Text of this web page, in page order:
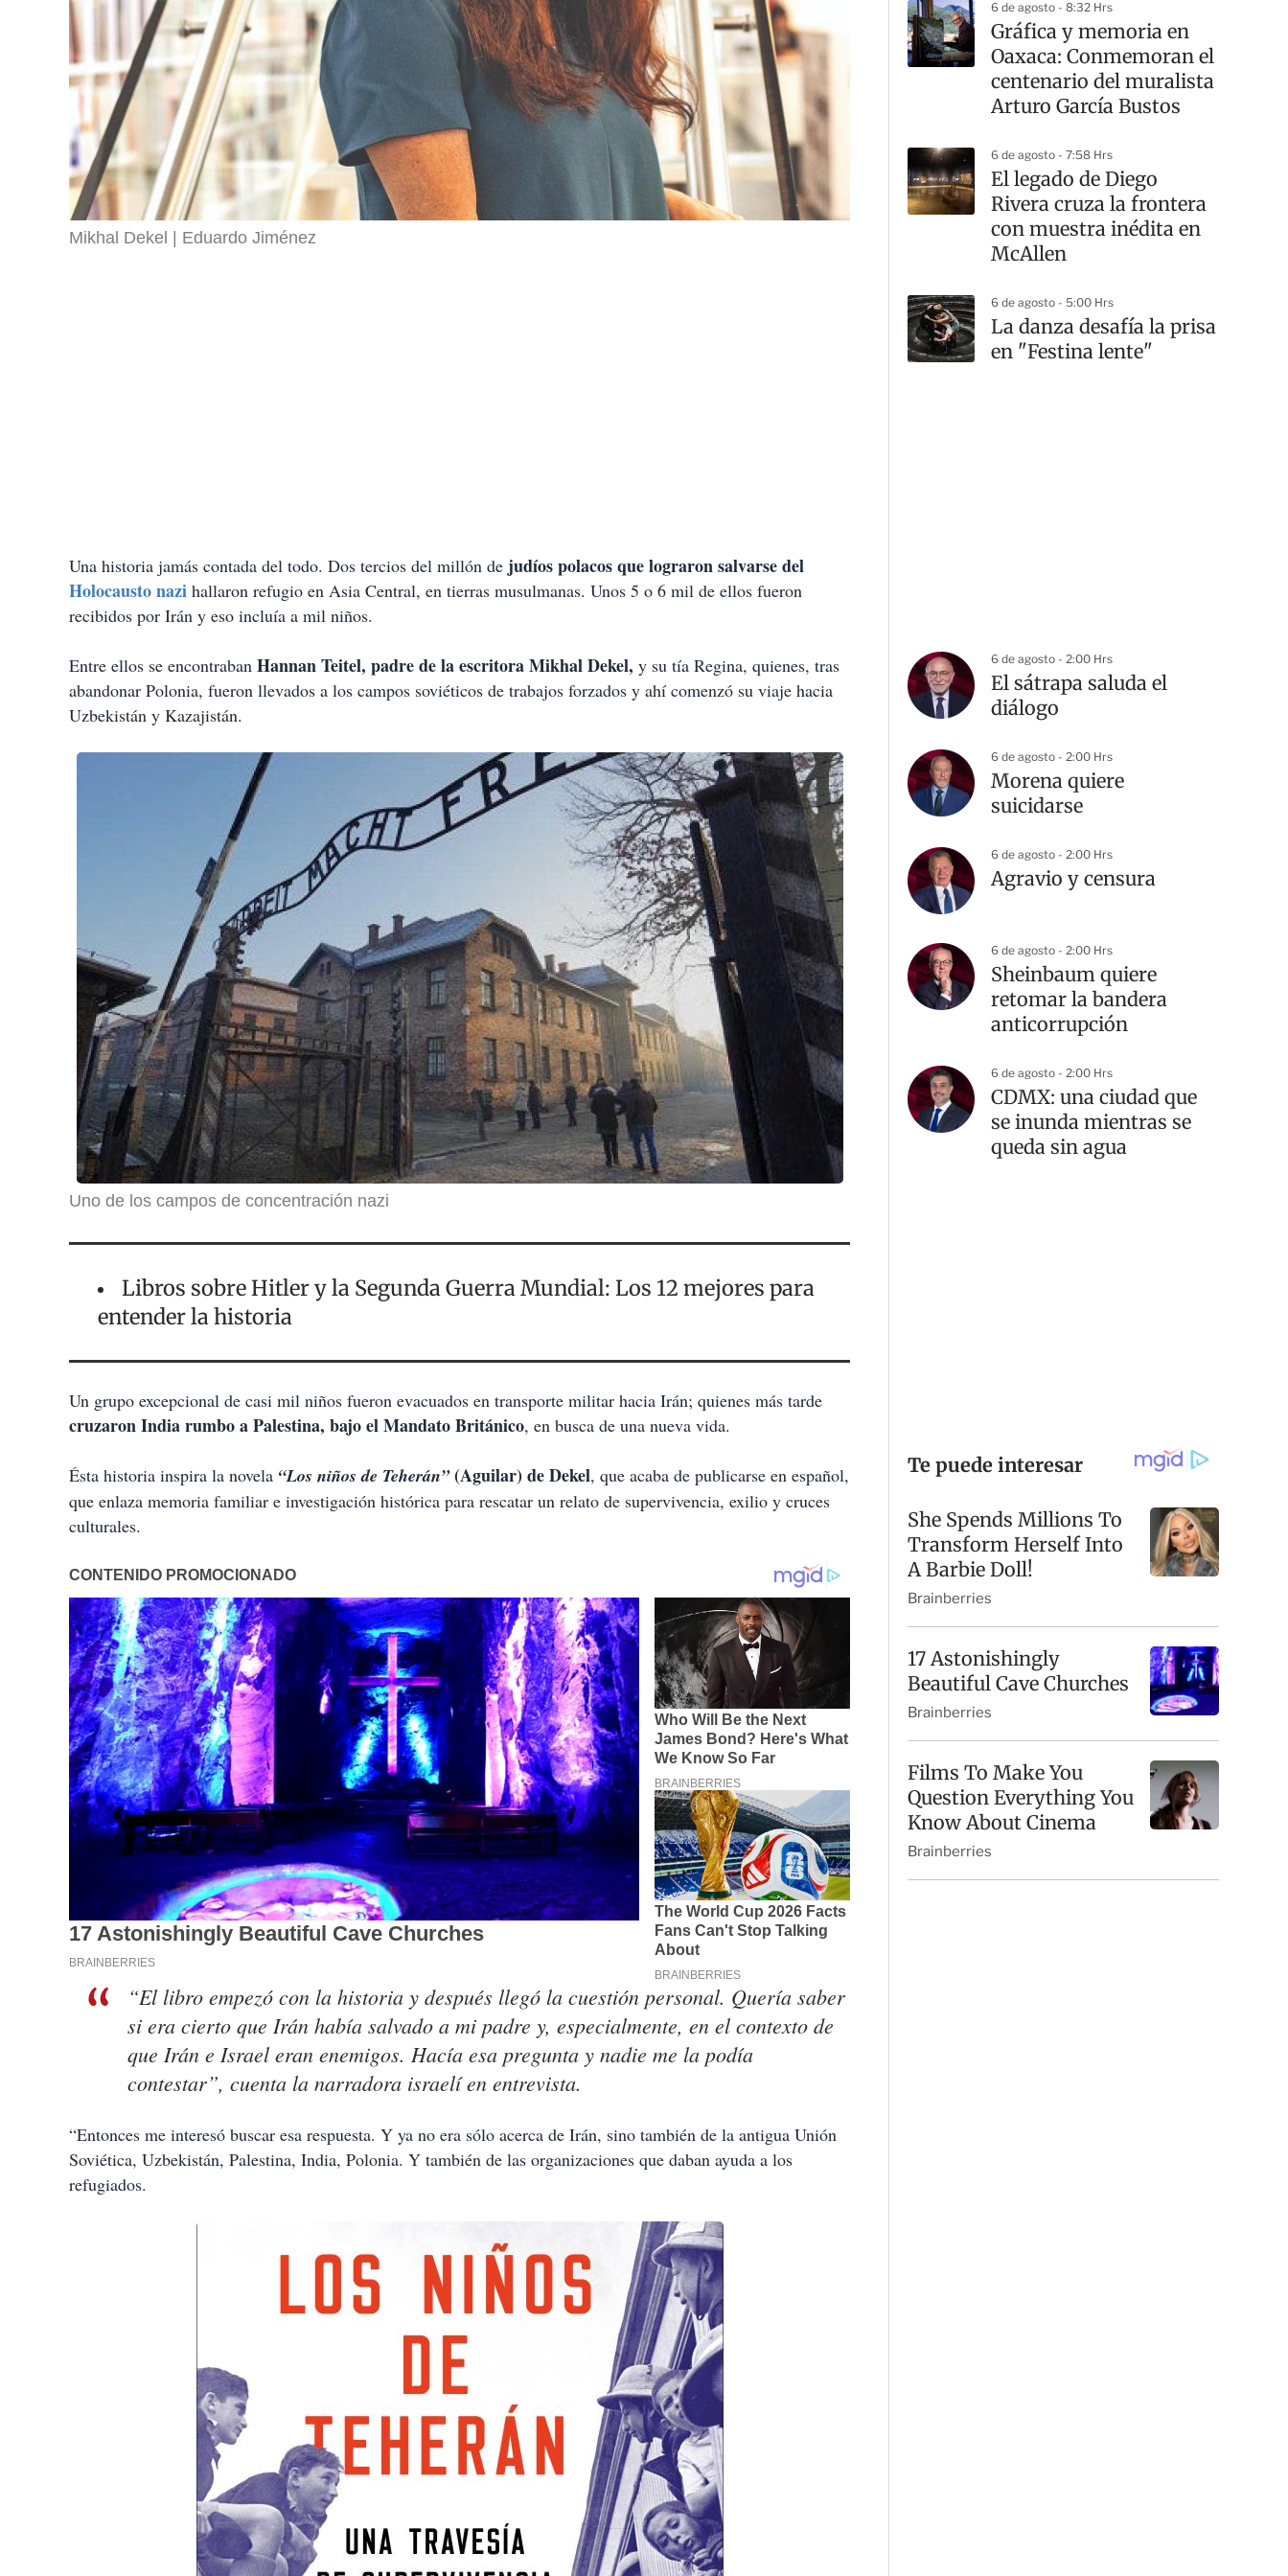
Mikhal Dekel Eduardo Jiménez
Una historia jamás contada del todo. Dos tercios del millón de judíos polacos que lograron salvarse del
Holocausto nazi hallaron refugio en Asia Central, en tierras musulmanas. Unos 5 o 6 mil de ellos fueron
recibidos por Irán y eso incluía a mil niños.
Entre ellos se encontraban Hannan Teitel, padre de la escritora Mikhal Dekel, y su tía Regina, quienes, tras
abandonar Polonia, fueron llevados a los campos soviéticos de trabajos forzados y ahí comenzó su viaje hacia
Uzbekistán y Kazajistán.
Uno de los campos de concentración nazi
Libros sobre Hitler y la Segunda Guerra Mundial: Los 12 mejores para
entender la historia
Un grupo excepcional de casi mil niños fueron evacuados en transporte militar hacia Irán; quienes más tarde
cruzaron India rumbo a Palestina, bajo el Mandato Británico, en busca de una nueva vida.
Ésta historia inspira la novela “Los niños de Teherán”(Aguilar) de Dekel, que acaba de publicarse en español,
que enlaza memoria familiar e investigación histórica para rescatar un relato de supervivencia, exilio y cruces
culturales.
“El libro empezó con la historia y después llegó la cuestión personal. Quería saber
si era cierto que Irán había salvado a mi padre y, especialmente, en el contexto de
que Irán e Israel eran enemigos. Hacía esa pregunta y nadie me la podía
contestar”, cuenta la narradora israelí en entrevista.
“Entonces me interesó buscar esa respuesta. Y ya no era sólo acerca de Irán, sino también de la antigua Unión
Soviética, Uzbekistán, Palestina, India, Polonia. Y también de las organizaciones que daban ayuda a los
refugiados.
6 de agosto - 8:32 Hrs
Gráfica y memoria en
Oaxaca: Conmemoran el
centenario del muralista
Arturo García Bustos
6 de agosto - 7:58 Hrs
El legado de Diego
Rivera cruza la frontera
con muestra inédita en
McAllen
6 de agosto - 5:00 Hrs
La danza desafía la prisa
en "Festina lente"
6 de agosto - 2:00 Hrs
El sátrapa saluda el
diálogo
6 de agosto - 2:00 Hrs
Morena quiere
suicidarse
6 de agosto - 2:00 Hrs
Agravio y censura
6 de agosto - 2:00 Hrs
Sheinbaum quiere
retomar la bandera
anticorrupción
6 de agosto - 2:00 Hrs
CDMX: una ciudad que
se inunda mientras se
queda sin agua